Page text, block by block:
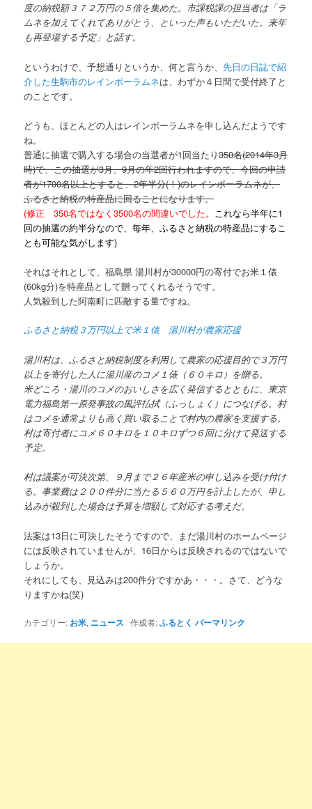
度の納税額３７２万円の５倍を集めた。市課税課の担当者は「ラ
ムネを加えてくれてありがとう、といった声もいただいた。来年
も再登場する予定」と話す。
というわけで、予想通りというか、何と言うか、先日の日誌で紹
介した生駒市のレインボーラムネは、わずか４日間で受付終了と
のことです。
どうも、ほとんどの人はレインボーラムネを申し込んだようです
ね。
普通に抽選で購入する場合の当選者が1回当たり350名(2014年3月
時)で、この抽選が3月、9月の年2回行われますので、今回の申請
者が1700名以上とすると、2年半分(！)のレインボーラムネが、
ふるさと納税の特産品に回ることになります。
(修正 350名ではなく3500名の間違いでした。 これなら半年に1
回の抽選の約半分なので、毎年、ふるさと納税の特産品にするこ
とも可能な気がします)
それはそれとして、福島県 湯川村が30000円の寄付でお米１俵
(60kg分)を特産品として贈ってくれるそうです。
人気殺到した阿南町に匹敵する量ですね。
ふるさと納税３万円以上で米１俵 湯川村が農家応援
湯川村は、ふるさと納税制度を利用して農家の応援目的で３万円
以上を寄付した人に湯川産のコメ１俵（６０キロ）を贈る。
米どころ・湯川のコメのおいしさを広く発信するとともに、東京
電力福島第一原発事故の風評払拭（ふっしょく）につなげる。村
はコメを通常よりも高く買い取ることで村内の農家を支援する。
村は寄付者にコメ６０キロを１０キロずつ６回に分けて発送する
予定。
村は議案が可決次第、９月まで２６年産米の申し込みを受け付け
る。事業費は２００件分に当たる５６０万円を計上したが、申し
込みが殺到した場合は予算を増額して対応する考えだ。
法案は13日に可決したそうですので、まだ湯川村のホームページ
には反映されていませんが、16日からは反映されるのではないで
しょうか。
それにしても、見込みは200件分ですかあ・・・。さて、どうな
りますかね(笑)
カテゴリー: お米, ニュース 作成者:ふるとく パーマリンク